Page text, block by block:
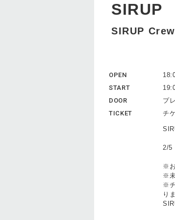
SIRUP
SIRUP
OPEN
START
DOOR
プ
TICKET
チ
2/5
※
※
※
り